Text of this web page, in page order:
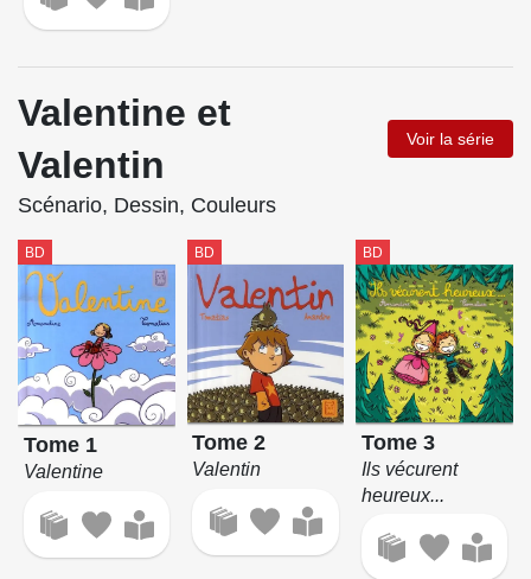
Valentine et
Valentin
Voir la série
Scénario, Dessin, Couleurs
BD
Tome 1
Valentine
BD
Tome 2
Valentin
BD
Tome 3
Ils vécurent
heureux...